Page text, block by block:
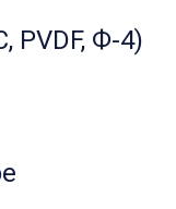
PVDF, Ф-4)